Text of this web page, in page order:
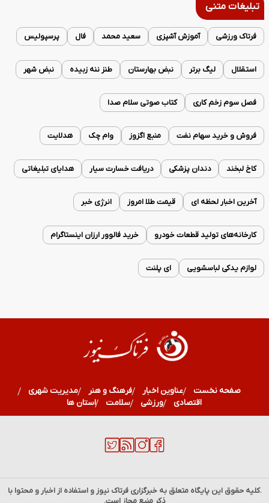
تبلیغات متنی
فرتاک ورزشی آموزش آشپزی سعید محمد فال پرسپولیس
استقلال لیگ برتر نبض بهارستان طنز ننه زبیده نبض شهر
فصل سوم زخم کاری کتاب صوتی سلام صدا
فروش و خرید سهام نفت منبع اگزوز وام چک هدلایت
کاخ لبخند دندان پزشکی دریافت خسارت سیار هدایای تبلیغاتی
آخرین اخبار لحظه ای قیمت طلا امروز انرژی خبر
کارخانه‌های تولید قطعات خودرو خرید فالوور ارزان اینستاگرام
لوازم یدکی لباسشویی ای پلنت
صفحه نخست عناوین اخبار فرهنگ و هنر
مدیریت شهری
اقتصادی
ورزشی سلامت استان ها
.کلیه حقوق این پایگاه متعلق به خبرگزاریفرتاک نیوزو استفاده از اخبار و محتوا با